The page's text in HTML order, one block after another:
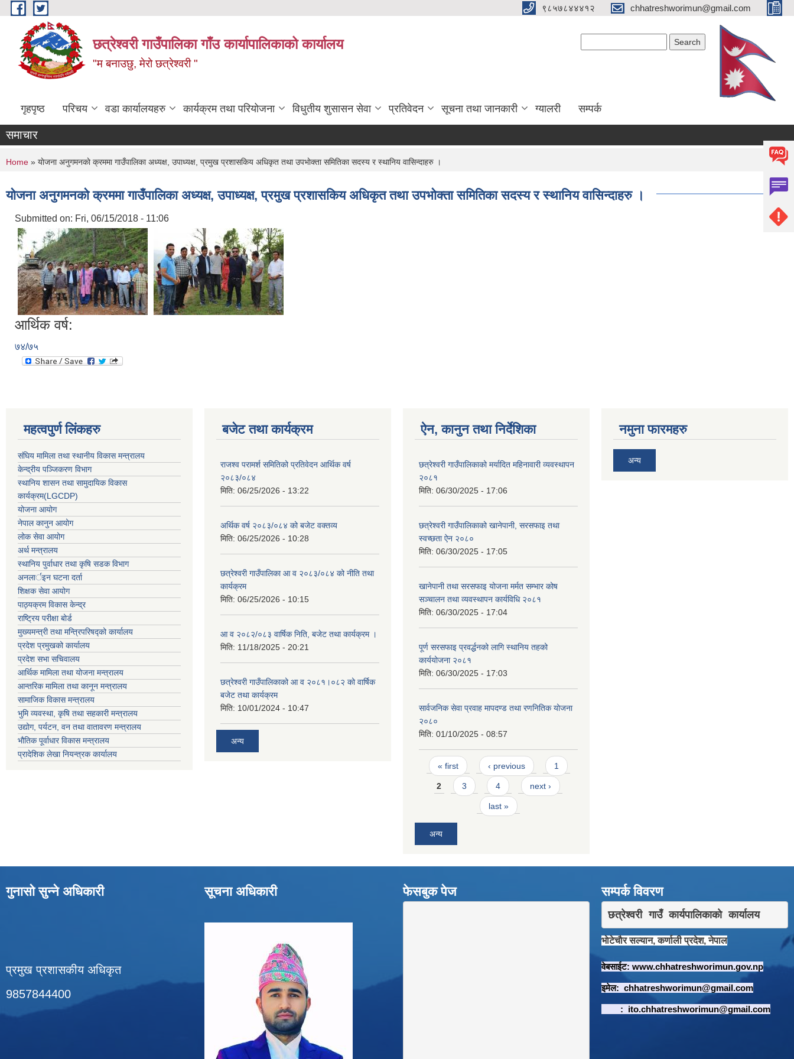
Skip to main content ९८५७८४४४१२ chhatreshworimun@gmail.com
छत्रेश्वरी गाउँपालिका गाँउ कार्यापालिकाको कार्यालय
"म बनाउछु, मेरो छत्रेश्वरी "
गृहपृष्ठ परिचय वडा कार्यालयहरु कार्यक्रम तथा परियोजना विधुतीय शुसासन सेवा प्रतिवेदन सूचना तथा जानकारी ग्यालरी सम्पर्क
समाचार
You are here
Home » याेजना अनुगमनकाे क्रममा गाउँपालिका अध्यक्ष, उपाध्यक्ष, प्रमुख प्रशासकिय अधिकृत तथा उपभाेक्ता समितिका सदस्य र स्थानिय वासिन्दाहरु ।
याेजना अनुगमनकाे क्रममा गाउँपालिका अध्यक्ष, उपाध्यक्ष, प्रमुख प्रशासकिय अधिकृत तथा उपभाेक्ता समितिका सदस्य र स्थानिय वासिन्दाहरु ।
Submitted on: Fri, 06/15/2018 - 11:06
आर्थिक वर्ष:
७४/७५
महत्वपुर्ण लिंकहरु
संघिय मामिला तथा स्थानीय विकास मन्त्रालय
केन्द्रीय पञ्जिकरण विभाग
स्थानिय शासन तथा सामुदायिक विकास
कार्यक्रम(LGCDP)
योजना आयोग
नेपाल कानुन आयोग
लोक सेवा आयोग
अर्थ मन्त्रालय
स्थानिय पुर्वाधार तथा कृषि सडक विभाग
अनलार्इन घटना दर्ता
शिक्षक सेवा आयोग
पाठ्यक्रम विकास केन्द्र
राष्ट्रिय परीक्षा बोर्ड
मुख्यमन्त्री तथा मन्त्रिपरिषद्को कार्यालय
प्रदेश प्रमुखको कार्यालय
प्रदेश सभा सचिवालय
आर्थिक मामिला तथा योजना मन्त्रालय
आन्तरिक मामिला तथा कानून मन्त्रालय
सामाजिक विकास मन्त्रालय
भुमि व्यवस्था, कृषि तथा सहकारी मन्त्रालय
उद्योग, पर्यटन, वन तथा वातावरण मन्त्रालय
भौतिक पूर्वाधार विकास मन्त्रालय
प्रादेशिक लेखा नियन्त्रक कार्यालय
बजेट तथा कार्यक्रम
राजश्व परामर्श समितिको प्रतिवेदन आर्थिक वर्ष
२०८३/०८४
मिति: 06/25/2026 - 13:22
अर्थिक वर्ष २०८३/०८४ को बजेट वक्तव्य
मिति: 06/25/2026 - 10:28
छत्रेश्वरी गाउँपालिका आ व २०८३/०८४ को नीति तथा
कार्यक्रम
मिति: 06/25/2026 - 10:15
आ व २०८२/०८३ वार्षिक निति, बजेट तथा कार्यक्रम ।
मिति: 11/18/2025 - 20:21
छत्रेश्वरी गाउँपालिकाको आ व २०८१।०८२ को वार्षिक
बजेट तथा कार्यक्रम
मिति: 10/01/2024 - 10:47
अन्य
ऐन, कानुन तथा निर्देशिका
छत्रेश्वरी गाउँपालिकाको मर्यादित महिनावारी व्यवस्थापन
२०८१
मिति: 06/30/2025 - 17:06
छत्रेश्वरी गाउँपालिकाको खानेपानी, सरसफाइ तथा
स्वच्छता ऐन २०८०
मिति: 06/30/2025 - 17:05
खानेपानी तथा सरसफाइ योजना मर्मत सम्भार कोष
सञ्चालन तथा व्यवस्थापन कार्यविधि २०८१
मिति: 06/30/2025 - 17:04
पूर्ण सरसफाइ प्रवर्द्धनको लागि स्थानिय तहको
कार्ययोजना २०८१
मिति: 06/30/2025 - 17:03
सार्वजनिक सेवा प्रवाह मापदण्ड तथा रणनितिक योजना
२०८०
मिति: 01/10/2025 - 08:57
Pages
« first ‹ previous 1
2 3 4 next ›
last »
अन्य
नमुना फारमहरु
अन्य
गुनासो सुन्ने अधिकारी
प्रमुख प्रशासकीय अधिकृत
9857844400
सूचना अधिकारी फेसबुक पेज सम्पर्क विवरण
छत्रेश्वरी गाउँ कार्यपालिकाकाे कार्यालय
भाेटेचाैर सल्यान, कर्णाली प्रदेश, नेपाल
वेबसाईट: www.chhatreshworimun.gov.np
इमेल: chhatreshworimun@gmail.com
: ito.chhatreshworimun@gmail.com